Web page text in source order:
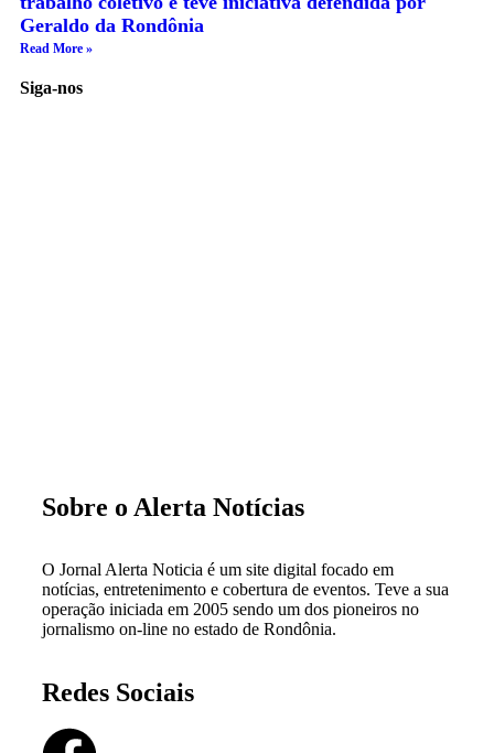
Geraldo da Rondônia
Read More »
Siga-nos
Sobre o Alerta Notícias
O Jornal Alerta Noticia é um site digital focado em
notícias, entretenimento e cobertura de eventos. Teve a sua
operação iniciada em 2005 sendo um dos pioneiros no
jornalismo on-line no estado de Rondônia.
Redes Sociais